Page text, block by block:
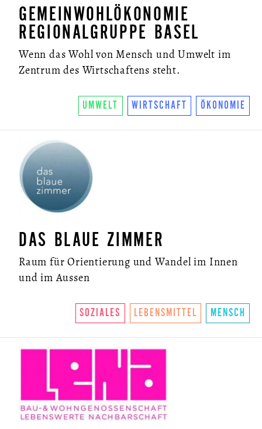
GEMEINWOHLÖKONOMIE
REGIONALGRUPPE BASEL
Wenn das Wohl von Mensch und Umwelt im
Zentrum des Wirtschaftens steht.
UMWELT WIRTSCHAFT ÖKONOMIE
DAS BLAUE ZIMMER
Raum für Orientierung und Wandel im Innen
und im Aussen
SOZIALES LEBENSMITTEL MENSCH